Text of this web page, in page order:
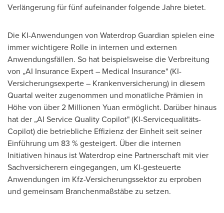
Verlängerung für fünf aufeinander folgende Jahre bietet.
Die KI-Anwendungen von Waterdrop Guardian spielen eine
immer wichtigere Rolle in internen und externen
Anwendungsfällen. So hat beispielsweise die Verbreitung
von „AI Insurance Expert – Medical Insurance" (KI-
Versicherungsexperte – Krankenversicherung) in diesem
Quartal weiter zugenommen und monatliche Prämien in
Höhe von über 2 Millionen Yuan ermöglicht. Darüber hinaus
hat der „AI Service Quality Copilot" (KI-Servicequalitäts-
Copilot) die betriebliche Effizienz der Einheit seit seiner
Einführung um 83 % gesteigert. Über die internen
Initiativen hinaus ist Waterdrop eine Partnerschaft mit vier
Sachversicherern eingegangen, um KI-gesteuerte
Anwendungen im Kfz-Versicherungssektor zu erproben
und gemeinsam Branchenmaßstäbe zu setzen.